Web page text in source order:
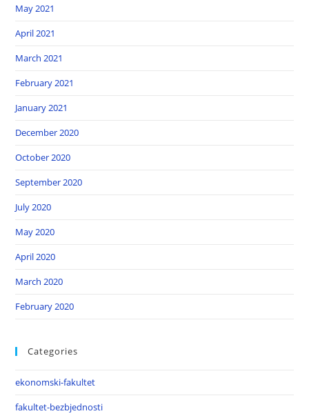
May 2021
April 2021
March 2021
February 2021
January 2021
December 2020
October 2020
September 2020
July 2020
May 2020
April 2020
March 2020
February 2020
Categories
ekonomski-fakultet
fakultet-bezbjednosti